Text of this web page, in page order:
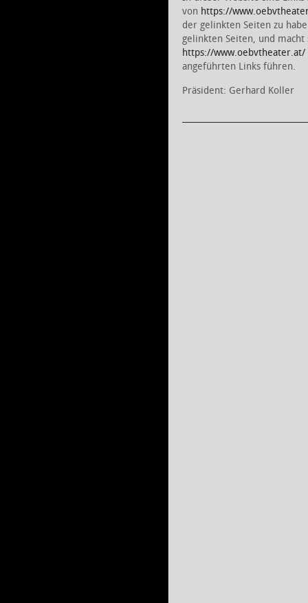
von https://
der gelinkten Seiten zu
gelinkten Seiten, und
https://www.oebvtheater.at/
angeführten Links führen.
Präsident: Gerhard Koller